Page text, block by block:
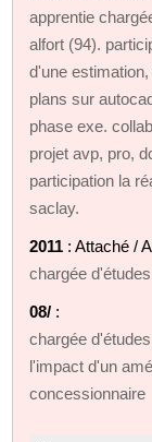
apprentie
alfort (94).
d'une
plans sur
phase exe.
projet avp, pro,
participation la
saclay.
2011 : Attaché /
chargée
08/ :
chargée
l'impact d'un
concessionnaire